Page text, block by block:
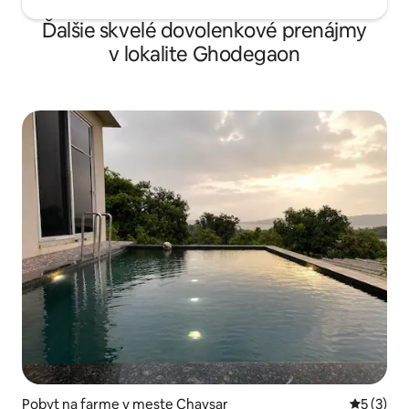
Ďalšie skvelé dovolenkové prenájmy
v lokalite Ghodegaon
Pobyt na farme v meste Chavsar
5 (3)